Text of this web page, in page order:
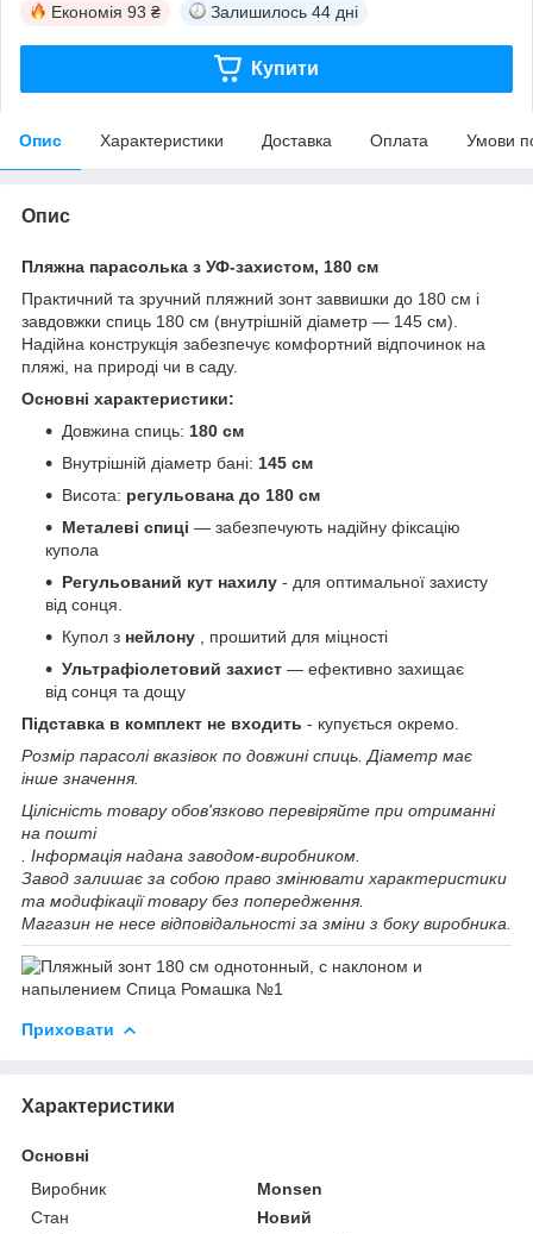
Економія 93 ₴ Залишилось 44 дні
Купити
Опис Характеристики Доставка Оплата Умови
Опис
Пляжна парасолька з УФ-захистом, 180 см
Практичний та зручний пляжний зонт заввишки до 180 см і
завдовжки спиць 180 см (внутрішній діаметр — 145 см).
Надійна конструкція забезпечує комфортний відпочинок на
пляжі, на природі чи в саду.
Основні характеристики:
Довжина спиць: 180 см
Внутрішній діаметр бані: 145 см
Висота: регульована до 180 см
Металеві спиці — забезпечують надійну фіксацію
купола
Регульований кут нахилу - для оптимальної захисту
від сонця.
Купол з нейлону , прошитий для міцності
Ультрафіолетовий захист — ефективно захищає
від сонця та дощу
Підставка в комплект не входить - купується окремо.
Розмір парасолі вказівок по довжині спиць. Діаметр має
інше значення.
Цілісність товару обов'язково перевіряйте при отриманні
на пошті
Інформація надана заводом-виробником.
Завод залишає за собою право змінювати характеристики
та модифікації товару без попередження.
Магазин не несе відповідальності за зміни з боку виробника.
Приховати
Характеристики
Основні
Виробник
Monsen
Стан
Новий